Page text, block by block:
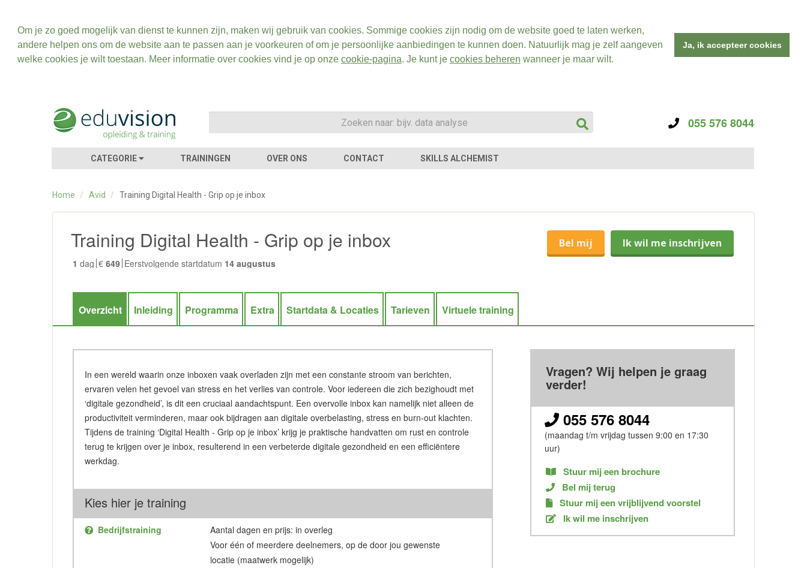
Om je zo goed mogelijk van dienst te kunnen zijn, maken wij gebruik van cookies. Sommige cookies zijn nodig om de website goed te laten werken,
andere helpen ons om de website aan te passen aan je voorkeuren of om je persoonlijke aanbiedingen te kunnen doen. Natuurlijk mag je zelf aangeven
welke cookies je wilt toestaan. Meer informatie over cookies vind je op onze cookie-pagina. Je kunt je cookies beheren wanneer je maar wilt.
Ja, ik accepteer cookies
055 576 8044
CATEGORIE TRAININGEN OVER ONS CONTACT SKILLS ALCHEMIST
Home / Avid / Training Digital Health - Grip op je inbox
Training Digital Health - Grip op je inbox
1 dag € 649 Eerstvolgende startdatum 14 augustus
Bel mij Ik wil me inschrijven
Overzicht Inleiding Programma Extra Startdata & Locaties Tarieven Virtuele training
In een wereld waarin onze inboxen vaak overladen zijn met een constante stroom van berichten,
ervaren velen het gevoel van stress en het verlies van controle. Voor iedereen die zich bezighoudt met
‘digitale gezondheid’, is dit een cruciaal aandachtspunt. Een overvolle inbox kan namelijk niet alleen de
productiviteit verminderen, maar ook bijdragen aan digitale overbelasting, stress en burn-out klachten.
Tijdens de training ‘Digital Health - Grip op je inbox’ krijg je praktische handvatten om rust en controle
terug te krijgen over je inbox, resulterend in een verbeterde digitale gezondheid en een efficiëntere
werkdag.
Kies hier je training
Bedrijfstraining
Aantal dagen en prijs: in overleg
Voor één of meerdere deelnemers, op de door jou gewenste
locatie (maatwerk mogelijk)
Vragen? Wij helpen je graag
verder!
055 576 8044
(maandag t/m vrijdag tussen 9:00 en 17:30
uur)
Stuur mij een brochure
Bel mij terug
Stuur mij een vrijblijvend voorstel
Ik wil me inschrijven